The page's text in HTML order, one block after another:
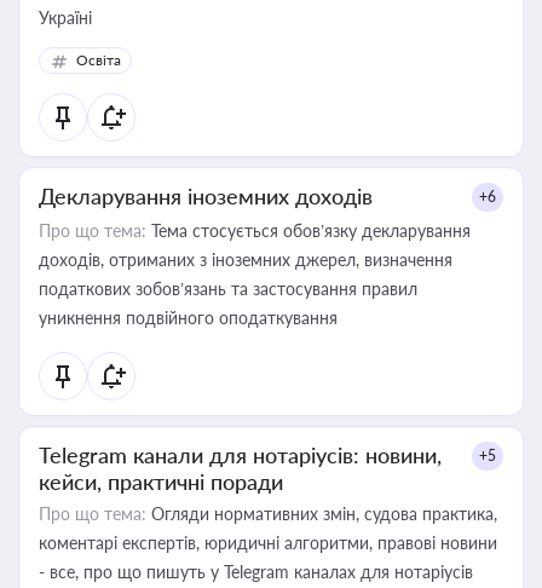
Україні
Освіта
Декларування іноземних доходів +6
Про що тема: Тема стосується обов’язку декларування
доходів, отриманих з іноземних джерел, визначення
податкових зобов’язань та застосування правил
уникнення подвійного оподаткування
Telegram канали для нотаріусів: новини,
кейси, практичні поради
+5
Про що тема: Огляди нормативних змін, судова практика,
коментарі експертів, юридичні алгоритми, правові новини
- все, про що пишуть у Telegram каналах для нотаріусів